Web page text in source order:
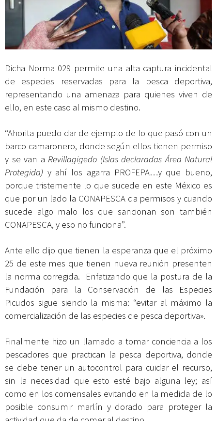
Dicha Norma 029 permite una alta captura incidental
de especies reservadas para la pesca deportiva,
representando una amenaza para quienes viven de
ello, en este caso al mismo destino.
“Ahorita puedo dar de ejemplo de lo que pasó con un
barco camaronero, donde según ellos tienen permiso
y se van a Revillagigedo (Islas declaradas Área Natural
Protegida) y ahí los agarra PROFEPA…y que bueno,
porque tristemente lo que sucede en este México es
que por un lado la CONAPESCA da permisos y cuando
sucede algo malo los que sancionan son también
CONAPESCA, y eso no funciona”.
Ante ello dijo que tienen la esperanza que el próximo
25 de este mes que tienen nueva reunión presenten
la norma corregida. Enfatizando que la postura de la
Fundación para la Conservación de las Especies
Picudos sigue siendo la misma: “evitar al máximo la
comercialización de las especies de pesca deportiva».
Finalmente hizo un llamado a tomar conciencia a los
pescadores que practican la pesca deportiva, donde
se debe tener un autocontrol para cuidar el recurso,
sin la necesidad que esto esté bajo alguna ley; así
como en los comensales evitando en la medida de lo
posible consumir marlín y dorado para proteger la